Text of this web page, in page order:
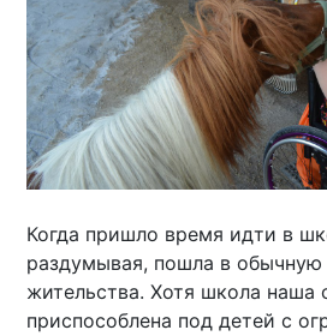
Когда пришло время идти в
раздумывая, пошла в обычную
жительства. Хотя школа наша
приспособлена под детей с